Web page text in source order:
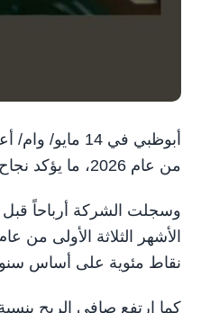
أبوظبي في
من عام 2026، ما يؤكد نجاح نموذج أعمالها المتنوع وحضورها العالمي الواسع.
نقاط مئوية على أساس
كما ارتفع صافي الربح بنسبة 20% على أساس سنوي ليصل إلى 816 مليون درهم (222 مليون